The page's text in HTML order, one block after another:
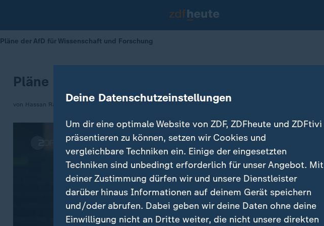
Pläne der AfD für Wissenschaft und Forschung
Pläne der AfD für Wissenschaft und Forschung
von Hassan Rascho / Hagen MikulasDeine Datenschutzeinstellungen
Um dir eine optimale Website von ZDF, ZDFheute und ZDFtivi
präsentieren zu können, setzen wir Cookies und
vergleichbare Techniken ein. Einige der eingesetzten
Techniken sind unbedingt erforderlich für unser Angebot. Mit
deiner Zustimmung dürfen wir und unsere Dienstleister
darüber hinaus Informationen auf deinem Gerät speichern
und/oder abrufen. Dabei geben wir deine Daten ohne deine
Einwilligung nicht an Dritte weiter, die nicht unsere direkten